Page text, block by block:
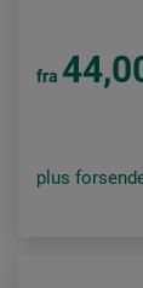
fra
plus